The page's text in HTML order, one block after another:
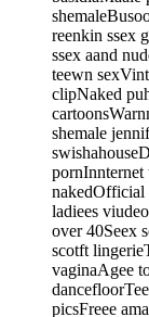
reenkin ssex
ssex aand
teewn
clipNaked
shemale
pornInnternet
nakedOfficial
ladiees viudeo
over 40Seex
scotft
vaginaAgee
picsFreee